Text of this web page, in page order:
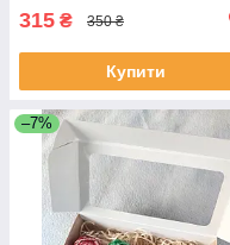
315 ₴ 350 ₴
Купити
–7%